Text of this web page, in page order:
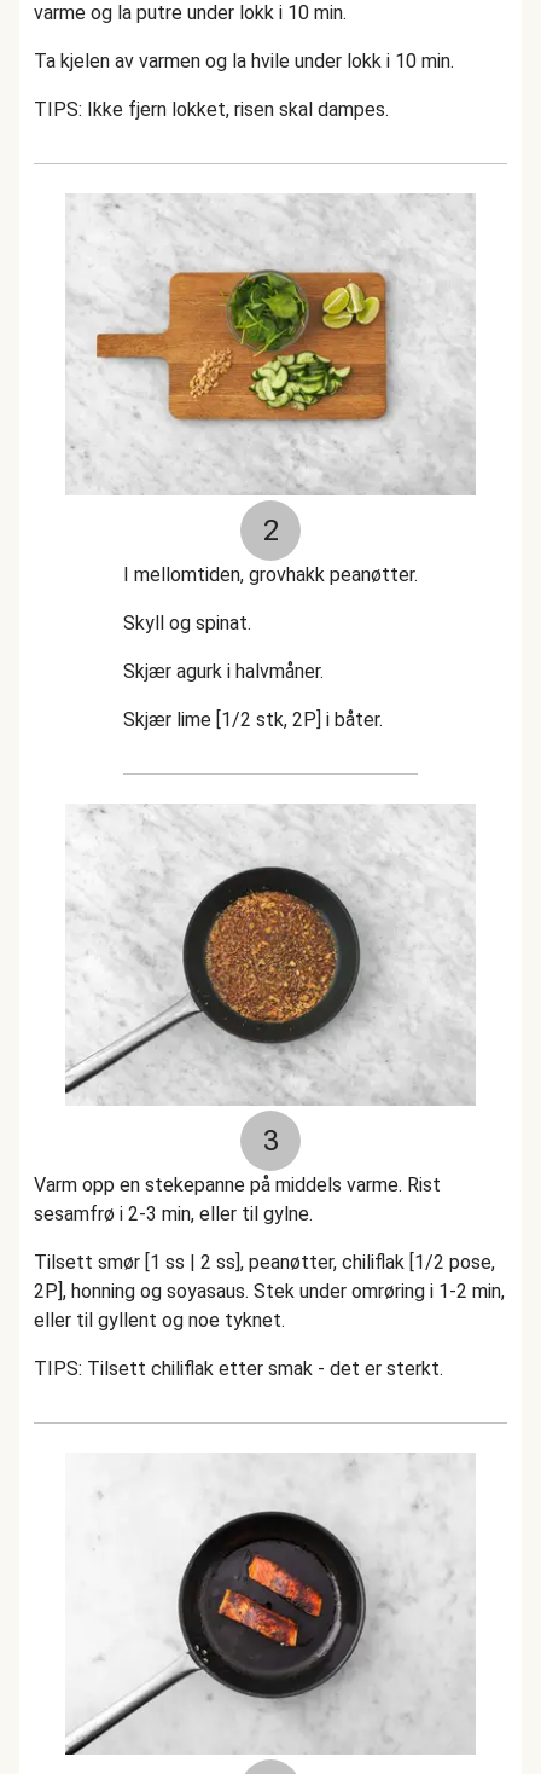
varme og la putre under lokk i 10 min.
Ta kjelen av varmen og la hvile under lokk i 10 min.
TIPS: Ikke fjern lokket, risen skal dampes.
2
I mellomtiden, grovhakk peanøtter.
Skyll og spinat.
Skjær agurk i halvmåner.
Skjær lime [1/2 stk, 2P] i båter.
3
Varm opp en stekepanne på middels varme. Rist
sesamfrø i 2-3 min, eller til gylne.
Tilsett smør [1 ss | 2 ss], peanøtter, chiliflak [1/2 pose,
2P], honning og soyasaus. Stek under omrøring i 1-2 min,
eller til gyllent og noe tyknet.
TIPS: Tilsett chiliflak etter smak - det er sterkt.